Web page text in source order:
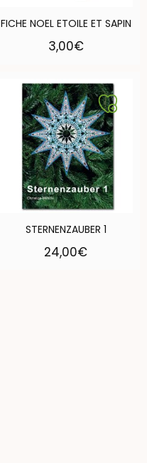
FICHE NOEL ETOILE ET SAPIN
3,00€
STERNENZAUBER 1
24,00€